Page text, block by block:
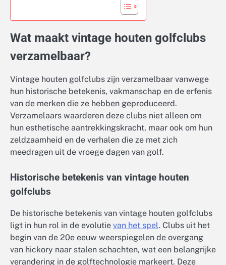
Wat maakt vintage houten golfclubs
verzamelbaar?
Vintage houten golfclubs zijn verzamelbaar vanwege
hun historische betekenis, vakmanschap en de erfenis
van de merken die ze hebben geproduceerd.
Verzamelaars waarderen deze clubs niet alleen om
hun esthetische aantrekkingskracht, maar ook om hun
zeldzaamheid en de verhalen die ze met zich
meedragen uit de vroege dagen van golf.
Historische betekenis van vintage houten
golfclubs
De historische betekenis van vintage houten golfclubs
ligt in hun rol in de evolutie van het spel. Clubs uit het
begin van de 20e eeuw weerspiegelen de overgang
van hickory naar stalen schachten, wat een belangrijke
verandering in de golftechnologie markeert. Deze